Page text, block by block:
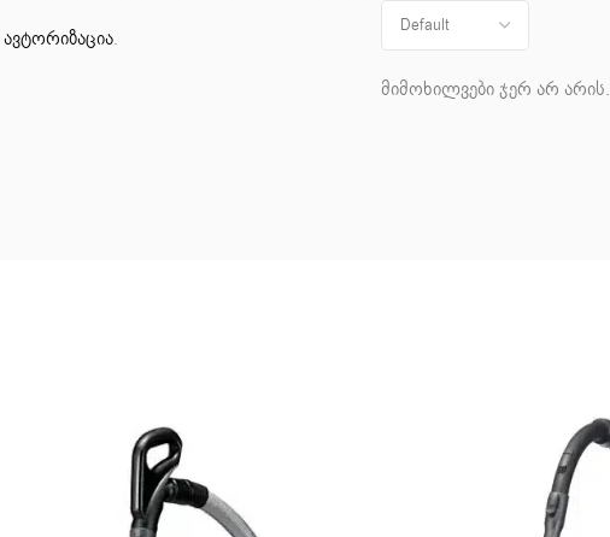
მიმოხილვები ჯერ არ არის.
ავტორიზაცია.